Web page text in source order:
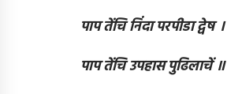
पाप तेंचि निंदा परपीडा द्वेष ।
पाप तेंचि उपहास पुढिलाचें ॥